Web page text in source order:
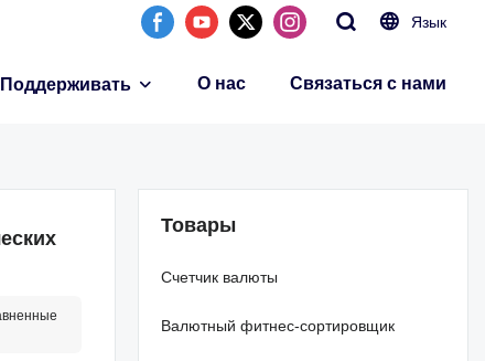
Язык
Поддерживать О нас Связаться с нами
Товары
Счетчик валюты
Валютный фитнес-сортировщик